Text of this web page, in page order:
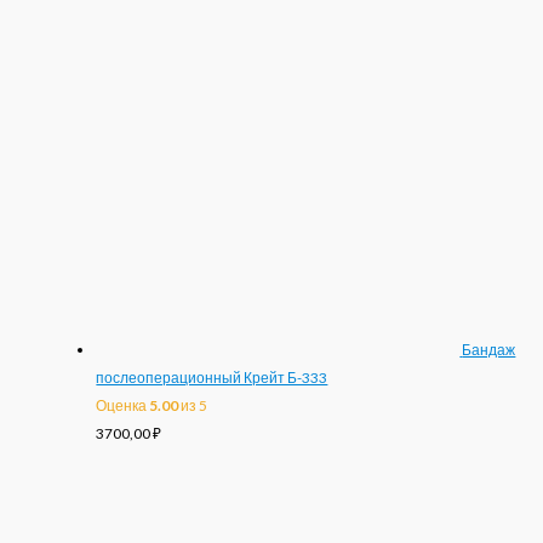
Бандаж
послеоперационный Крейт Б-333
Оценка 5.00из 5
3700,00₽